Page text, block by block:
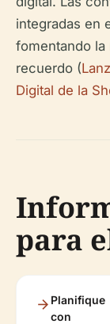
integradas en
fomentando la
recuerdo (
Digital de la
para
Planifique
con